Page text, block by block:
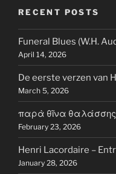
RECENT POSTS
Funeral Blues (W.H.
April 14, 2026
De eerste verzen van
March 5, 2026
παρὰ θῖνα θαλάσσης
February 23, 2026
Henri Lacordaire –
January 28, 2026